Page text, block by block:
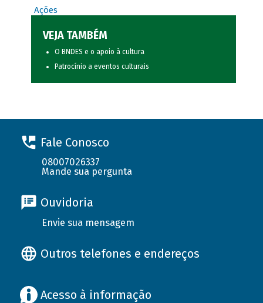
Ações
VEJA TAMBÉM
O BNDES e o apoio à cultura
Patrocínio a eventos culturais
Fale Conosco
08007026337
Mande sua pergunta
Ouvidoria
Envie sua mensagem
Outros telefones e endereços
Acesso à informação